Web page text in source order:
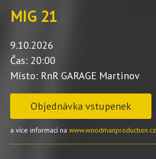
MIG 21
9.10.2026
Čas: 20:00
Místo: RnR GARAGE Martinov
Objednávka vstupenek
a více informací na www.woodmanproduction.cz